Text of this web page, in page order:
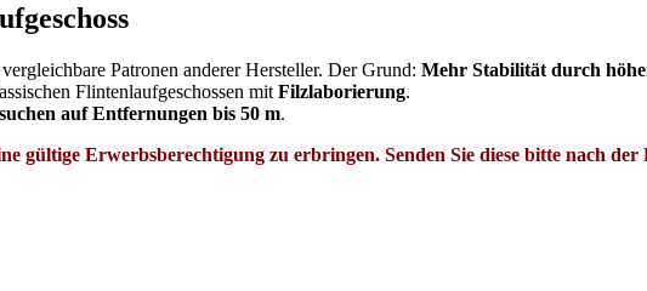
Patronen anderer Hersteller. Der Grund: Mehr Stabilität durch
Flintenlaufgeschossen mit Filzlaborierung.
auf Entfernungen bis 50 m.
gültige Erwerbsberechtigung zu erbringen. Senden Sie diese bitte nach der